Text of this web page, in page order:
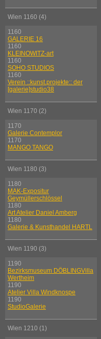
Wien 1160 (4)
1160
GALERIE 16
1160
KLEINOWITZ-art
1160
SOHO STUDIOS
1160
Verein ::kunst.projekte:: der
[galerie]studio38
Wien 1170 (2)
1170
Galerie Contemplor
1170
MANGO TANGO
Wien 1180 (3)
1180
MAK-Expositur
Geymüllerschlössel
1180
Art Atelier Daniel Amberg
1180
Galerie & Kunsthandel HARTL
Wien 1190 (3)
1190
Bezirksmuseum DÖBLINGVilla
Wertheim
1190
Atelier Villa Windknospe
1190
StudioGalerie
Wien 1210 (1)